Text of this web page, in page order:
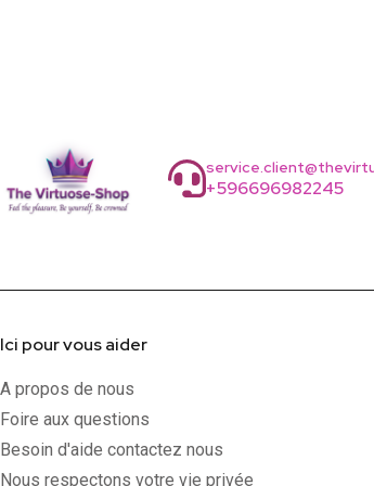
+596696982245
Ici pour vous aider
A propos de nous
Foire aux questions
Besoin d'aide contactez nous
Nous respectons votre vie privée